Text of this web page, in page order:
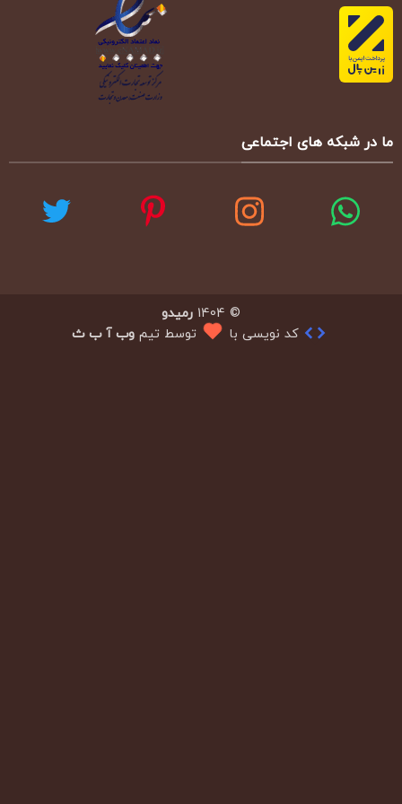
ما در شبکه های اجتماعی
© 1404
رمیدو
کد نویسی با
توسط تیم وب آ ب ث